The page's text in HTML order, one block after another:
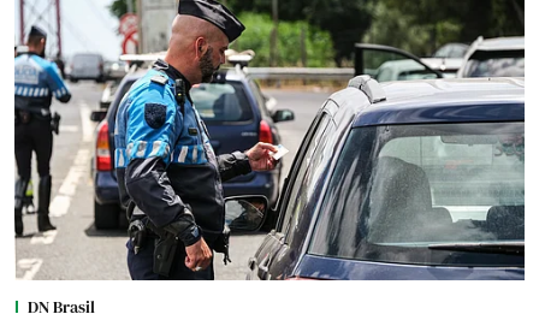
DN Brasil